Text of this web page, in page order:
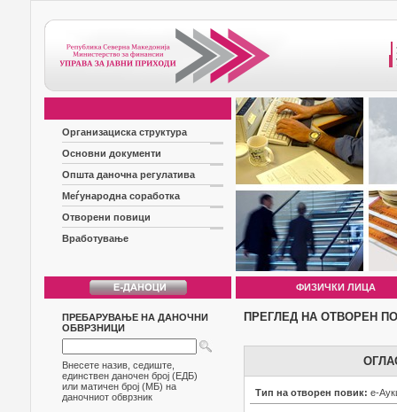
Организациска структура
Основни документи
Општа даночна регулатива
Меѓународна соработка
Отворени повици
Вработување
ФИЗИЧКИ ЛИЦА
ПРЕБАРУВАЊЕ НА ДАНОЧНИ
ОБВРЗНИЦИ
Внесете назив, седиште,
единствен даночен број (ЕДБ)
или матичен број (МБ) на
даночниот обврзник
ПРЕГЛЕД НА ОТВОРЕН
Тип на отворен повик: е-